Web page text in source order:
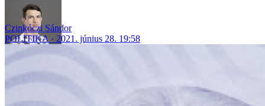
Czinkóczi Sándor
POLITIKA
2021. június 28. 19:58